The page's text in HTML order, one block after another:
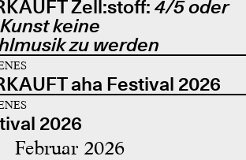
Zell:stoff: 4/5 oder
keine
zu werden
aha Festival 2026
2026
Februar 2026